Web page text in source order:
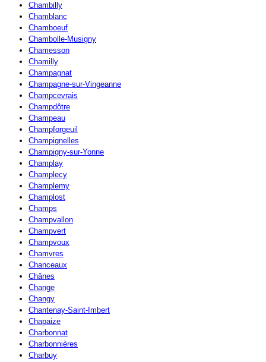
Chambilly
Chamblanc
Chamboeuf
Chambolle-Musigny
Chamesson
Chamilly
Champagnat
Champagne-sur-Vingeanne
Champcevrais
Champdôtre
Champeau
Champforgeuil
Champignelles
Champigny-sur-Yonne
Champlay
Champlecy
Champlemy
Champlost
Champs
Champvallon
Champvert
Champvoux
Chamvres
Chanceaux
Chânes
Change
Changy
Chantenay-Saint-Imbert
Chapaize
Charbonnat
Charbonnières
Charbuy